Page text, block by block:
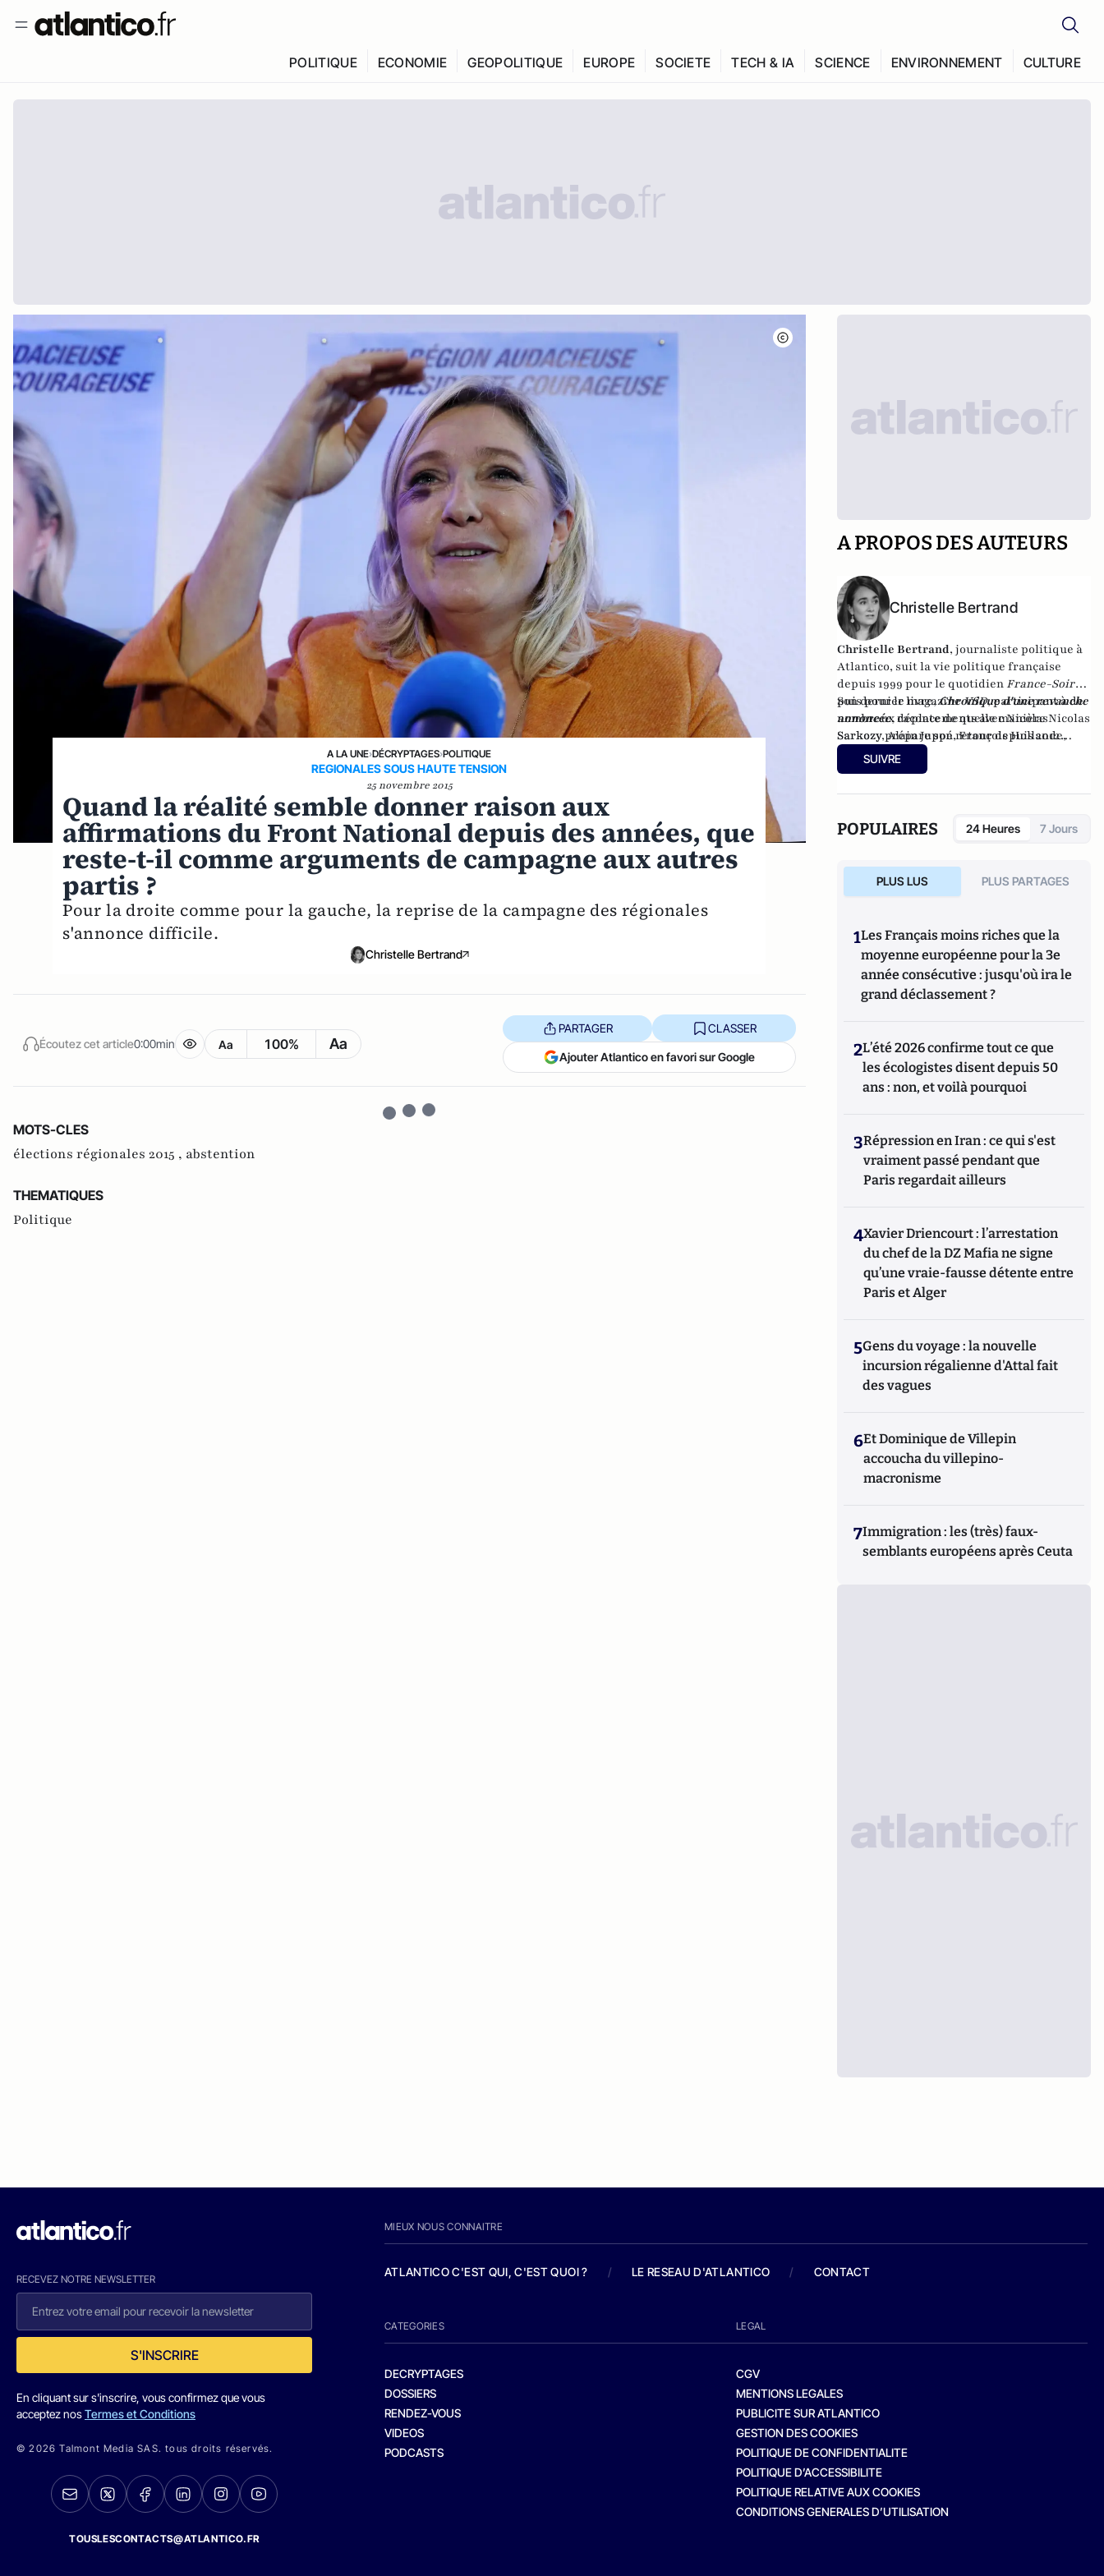
POLITIQUE ECONOMIE GEOPOLITIQUE EUROPE SOCIETE TECH & IA SCIENCE ENVIRONNEMENT CULTURE
A LA UNE›DÉCRYPTAGES›POLITIQUE
REGIONALES SOUS HAUTE TENSION
25 novembre 2015
Quand la réalité semble donner raison aux
affirmations du Front National depuis des années, que
reste-t-il comme arguments de campagne aux autres
partis ?
Pour la droite comme pour la gauche, la reprise de la campagne des régionales
s'annonce difficile.
Christelle Bertrand
Écoutez cet article0:00min Aa 100% Aa
PARTAGER CLASSER
Ajouter Atlantico en favori sur Google
MOTS-CLES
élections régionales 2015 , abstention
THEMATIQUES
Politique
A PROPOS DES AUTEURS
Christelle Bertrand
Christelle Bertrand, journaliste politique à
Atlantico, suit la vie politique française
depuis 1999 pour le quotidien France-Soir,
puis pour le magazineVSD, participant à de
nombreux déplacements avec Nicolas
Sarkozy, Alain Juppé, François Hollande,
François Bayrou ou encore Ségolène Royal.
Son dernier livre,Chronique d'une revanche
annoncée,raconte de quelle manière Nicolas
Sarkozy prépare son retour depuis 2012
(Editions Du Moment, 2014).
SUIVRE
POPULAIRES 24 Heures 7 Jours
PLUS LUS PLUS PARTAGES
1Les Français moins riches que la
moyenne européenne pour la 3e
année consécutive : jusqu'où ira le
grand déclassement ?
2L’été 2026 confirme tout ce que
les écologistes disent depuis 50
ans : non, et voilà pourquoi
3Répression en Iran : ce qui s'est
vraiment passé pendant que
Paris regardait ailleurs
4Xavier Driencourt : l’arrestation
du chef de la DZ Mafia ne signe
qu’une vraie-fausse détente entre
Paris et Alger
5Gens du voyage : la nouvelle
incursion régalienne d'Attal fait
des vagues
6Et Dominique de Villepin
accoucha du villepino-
macronisme
7Immigration : les (très) faux-
semblants européens après Ceuta
RECEVEZ NOTRE NEWSLETTER
S'INSCRIRE
En cliquant sur s'inscrire, vous confirmez que vous
acceptez nosTermes et Conditions
© 2026 Talmont Media SAS. tous droits réservés.
TOUSLESCONTACTS@ATLANTICO.FR
MIEUX NOUS CONNAITRE
ATLANTICO C'EST QUI, C'EST QUOI ? / LE RESEAU D'ATLANTICO / CONTACT
CATEGORIES
DECRYPTAGES
DOSSIERS
RENDEZ-VOUS
VIDEOS
PODCASTS
LEGAL
CGV
MENTIONS LEGALES
PUBLICITE SUR ATLANTICO
GESTION DES COOKIES
POLITIQUE DE CONFIDENTIALITE
POLITIQUE D’ACCESSIBILITE
POLITIQUE RELATIVE AUX COOKIES
CONDITIONS GENERALES D’UTILISATION